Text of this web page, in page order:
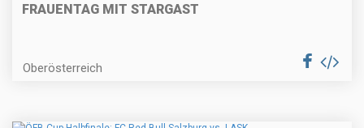
FRAUENTAG MIT STARGAST
Oberösterreich